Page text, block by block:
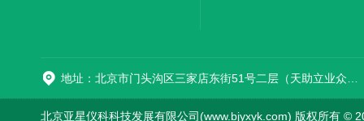
北京亚星仪科科技发展有限公司(www.bjyxyk.com) 版权所有 ©